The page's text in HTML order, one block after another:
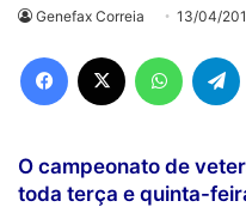
Genefax Correia 13/04/
Facebook
O campeonato de
toda terça e quinta-